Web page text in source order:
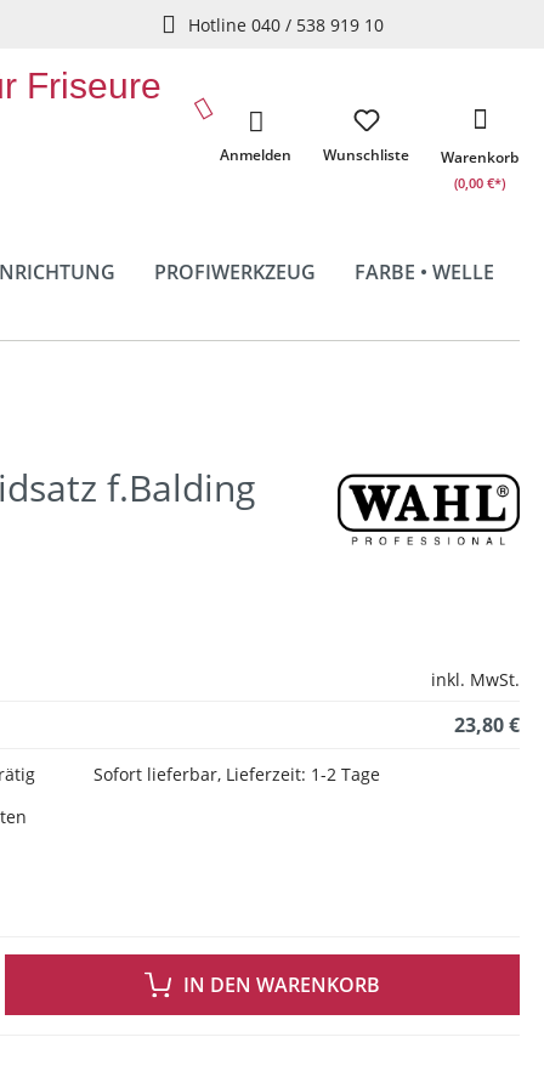
Hotline 040 / 538 919 10
Friseure
Wunschliste
Anmelden Warenkorb
(0,00 €*)
PROFIWERKZEUG
FARBE • WELLE
f.Balding
inkl. MwSt.
23,80 €
Sofort lieferbar, Lieferzeit: 1-2 Tage
IN DEN WARENKORB